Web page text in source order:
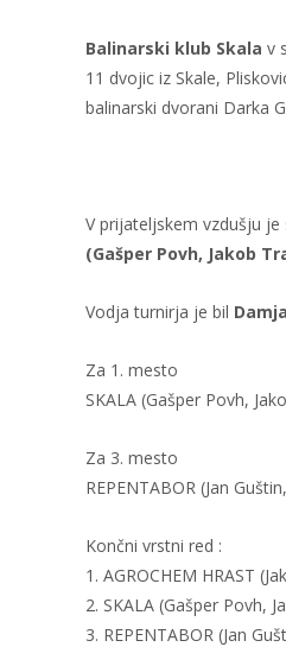
Balinarski klub Skala v
11 dvojic iz Skale,
balinarski dvorani Darka
V prijateljskem vzdušju je
(Gašper Povh, Jakob
Vodja turnirja je bil
Za 1. mesto
SKALA (Gašper Povh,
Za 3. mesto
REPENTABOR (Jan
Končni vrstni red :
1. AGROCHEM HRAST
2. SKALA (Gašper Povh,
3. REPENTABOR (Jan